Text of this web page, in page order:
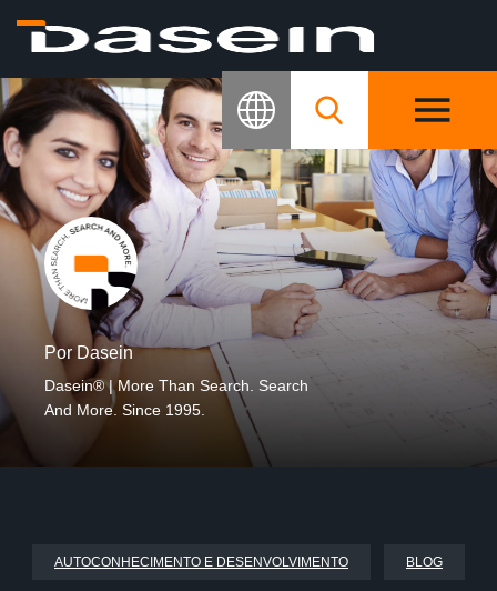
Por Dasein
Dasein® | More Than Search. Search
And More. Since 1995.
AUTOCONHECIMENTO E DESENVOLVIMENTO BLOG